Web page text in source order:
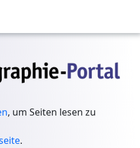
, um Seiten lesen zu
.